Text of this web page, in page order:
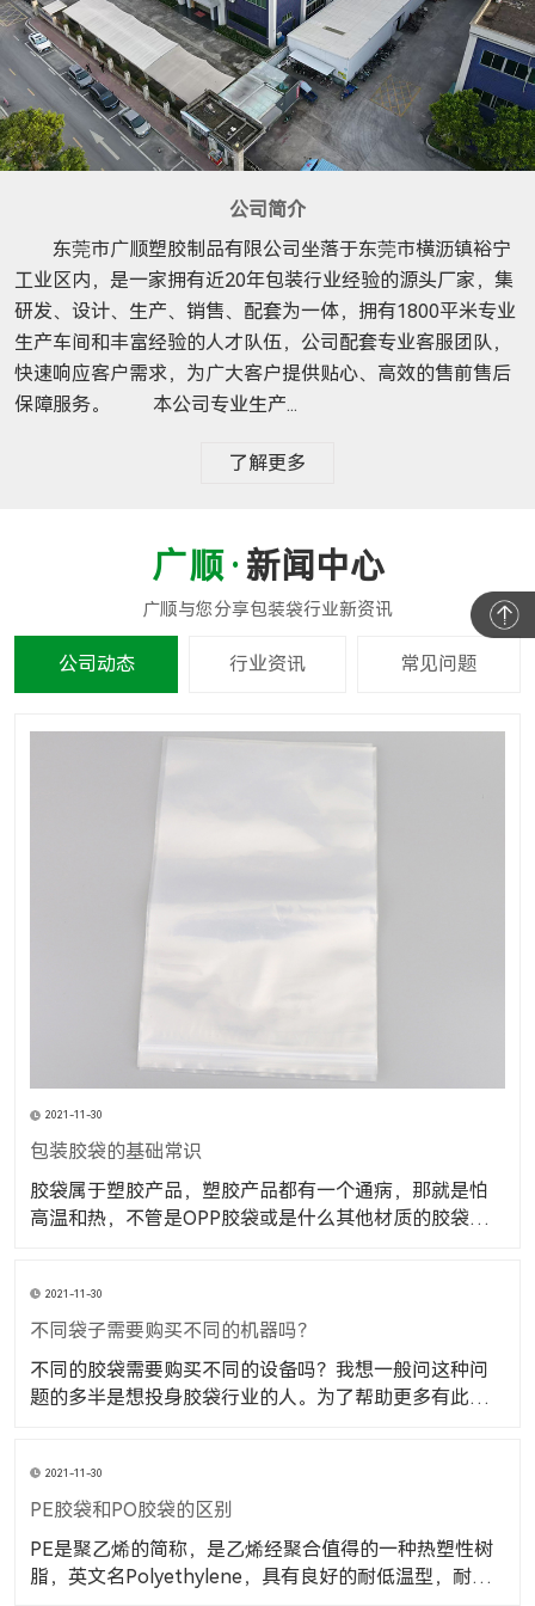
公司简介
东莞市广顺塑胶制品有限公司坐落于东莞市横沥镇裕宁
工业区内，是一家拥有近20年包装行业经验的源头厂家，集
研发、设计、生产、销售、配套为一体，拥有1800平米专业
生产车间和丰富经验的人才队伍，公司配套专业客服团队，
快速响应客户需求，为广大客户提供贴心、高效的售前售后
保障服务。 本公司专业生产...
了解更多
新闻中心
公司动态 行业资讯 常见问题
2021-11-30
包装胶袋的基础常识
胶袋属于塑胶产品，塑胶产品都有一个通病，那就是怕
高温和热，不管是OPP胶袋或是什么其他材质的胶袋都
的种类，样式都很多，我们在选择和使用时都要注意，
我们要使用的是什么样式的胶袋，样式平口、自粘、
2021-11-30
不同袋子需要购买不同的机器吗？
不同的胶袋需要购买不同的设备吗？我想一般问这种问
题的多半是想投身胶袋行业的人。为了帮助更多有此疑
不同的胶袋对于设备的要求不一样，就拿首要步骤的吹
膜机来说吧。首先大家要先了解到塑料袋的材料有多样
2021-11-30
PE胶袋和PO胶袋的区别
PE是聚乙烯的简称，是乙烯经聚合值得的一种热塑性树
脂，英文名Polyethylene，具有良好的耐低温型，耐腐